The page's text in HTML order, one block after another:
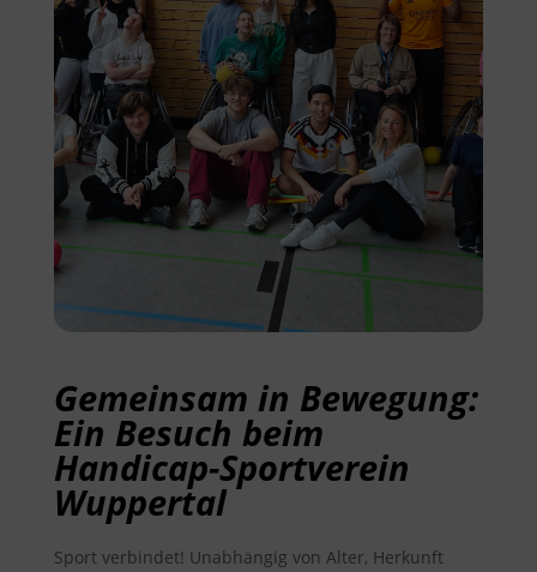
Gemeinsam in Bewegung:
Ein Besuch beim
Handicap-Sportverein
Wuppertal
Sport verbindet! Unabhängig von Alter, Herkunft